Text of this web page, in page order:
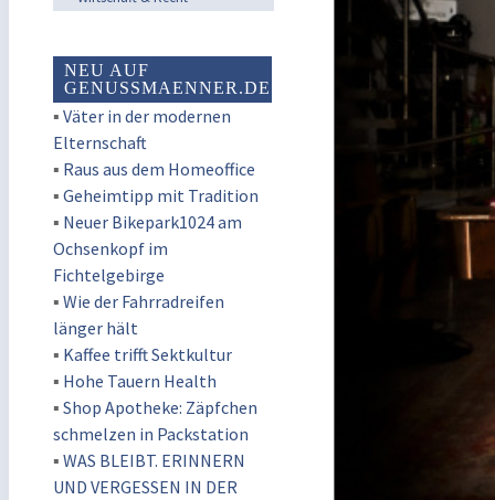
NEU AUF
GENUSSMAENNER.DE
▪ Väter in der modernen
Elternschaft
▪ Raus aus dem Homeoffice
▪ Geheimtipp mit Tradition
▪ Neuer Bikepark1024 am
Ochsenkopf im
Fichtelgebirge
▪ Wie der Fahrradreifen
länger hält
▪ Kaffee trifft Sektkultur
▪ Hohe Tauern Health
▪ Shop Apotheke: Zäpfchen
schmelzen in Packstation
▪ WAS BLEIBT. ERINNERN
UND VERGESSEN IN DER